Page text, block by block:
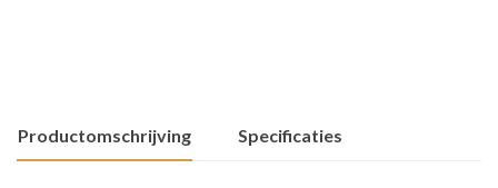
Productomschrijving Specificaties